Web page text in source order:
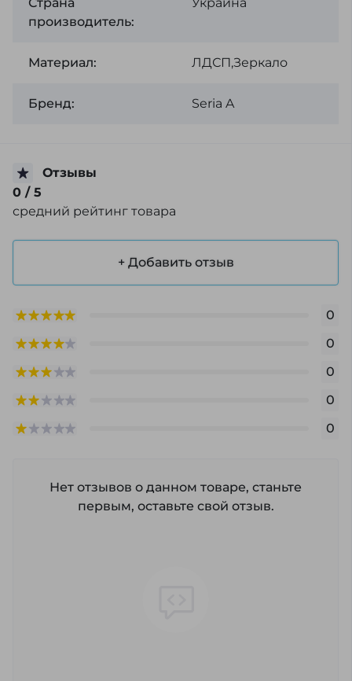
производитель:
Материал: ЛДСП,Зеркало
Бренд: Seria A
Отзывы
0 / 5
средний рейтинг товара
+ Добавить отзыв
0
0
0
0
0
Нет отзывов о данном товаре, станьте
первым, оставьте свой отзыв.